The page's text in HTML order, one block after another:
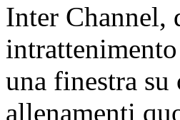
Inter Channel,
una finestra su
allenamenti